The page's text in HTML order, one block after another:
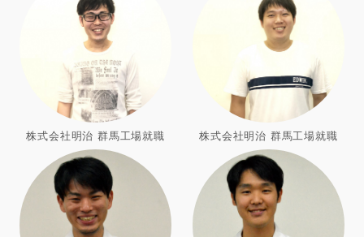
株式会社明治 群馬工場就職 株式会社明治 群馬工場就職